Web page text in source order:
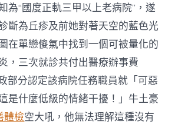
為“國度正軌三甲以上老病院”，遂
斷為丘疹及前她對著天空的藍色光
在單戀傻氣中找到一個可被量化的
，三次就診共付出醫療辦事費
部分認定該病院任務職員就「可惡
是什麼低級的情緒干擾！」牛土豪
體檢空大吼，他無法理解這種沒有